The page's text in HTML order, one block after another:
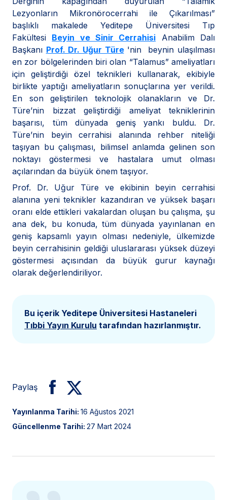
Lezyonların Mikronörocerrahi ile Çıkarılması”
başlıklı makalede Yeditepe Üniversitesi Tıp
Fakültesi Beyin ve Sinir Cerrahisi Anabilim Dalı
Başkanı Prof. Dr. Uğur Türe'nin beynin ulaşılması
en zor bölgelerinden biri olan “Talamus” ameliyatları
için geliştirdiği özel teknikleri kullanarak, ekibiyle
birlikte yaptığı ameliyatların sonuçlarına yer verildi.
En son geliştirilen teknolojik olanakların ve Dr.
Türe’nin bizzat geliştirdiği ameliyat tekniklerinin
başarısı, tüm dünyada geniş yankı buldu. Dr.
Türe’nin beyin cerrahisi alanında rehber niteliği
taşıyan bu çalışması, bilimsel anlamda gelinen son
noktayı göstermesi ve hastalara umut olması
açılarından da büyük önem taşıyor.
Prof. Dr. Uğur Türe ve ekibinin beyin cerrahisi
alanına yeni teknikler kazandıran ve yüksek başarı
oranı elde ettikleri vakalardan oluşan bu çalışma, şu
ana dek, bu konuda, tüm dünyada yayınlanan en
geniş kapsamlı yayın olması nedeniyle, ülkemizde
beyin cerrahisinin geldiği uluslararası yüksek düzeyi
göstermesi açısından da büyük gurur kaynağı
olarak değerlendiriliyor.
Bu içerik Yeditepe Üniversitesi Hastaneleri
Tıbbi Yayın Kurulu tarafından hazırlanmıştır.
Paylaş
Yayınlanma Tarihi: 16 Ağustos 2021
Güncellenme Tarihi: 27 Mart 2024